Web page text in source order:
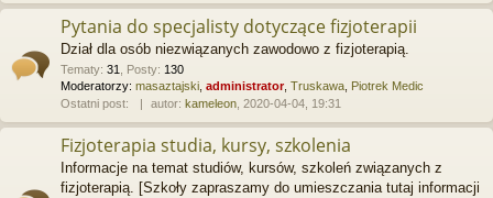
Pytania do specjalisty dotyczące fizjoterapii
Dział dla osób niezwiązanych zawodowo z fizjoterapią.
Tematy: 31 Posty: 130
Moderatorzy: masaztajski administrator, Truskawa Piotrek Medic
Ostatni post:
autor: kameleon , 2020-04-04, 19:31
Fizjoterapia studia, kursy, szkolenia
Informacje na temat studiów, kursów, szkoleń związanych z
fizjoterapią. [Szkoły zapraszamy do umieszczania tutaj informacji